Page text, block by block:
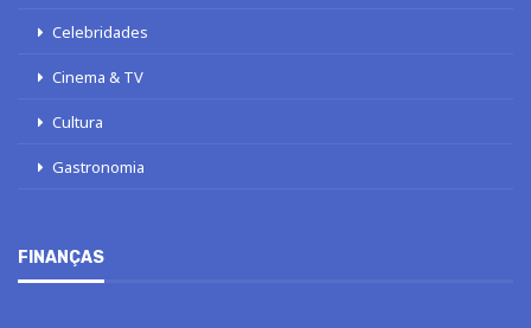
Celebridades
Cinema & TV
Cultura
Gastronomia
FINANÇAS